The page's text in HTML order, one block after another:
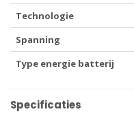
Technologie
Spanning
Type energie batterij
Specificaties